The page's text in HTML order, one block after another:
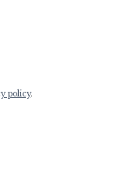
policy.